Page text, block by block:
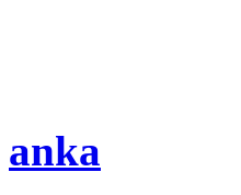
anka